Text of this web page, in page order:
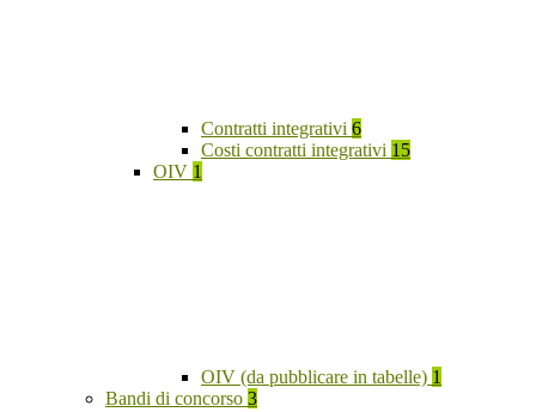
Contratti integrativi 6
Costi contratti integrativi 15
OIV 1
OIV (da pubblicare in tabelle) 1
Bandi di concorso 3